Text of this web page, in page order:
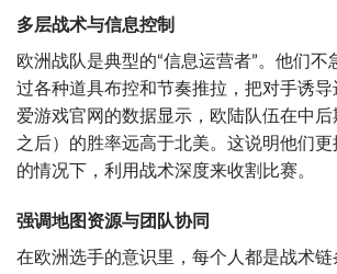
多层战术与信息控制
欧洲战队是典型的“信息运营者”。他们不
过各种道具布控和节奏推拉，把对手诱导
爱游戏官网的数据显示，欧陆队伍在中
之后）的胜率远高于北美。这说明他们
的情况下，利用战术深度来收割比赛。
强调地图资源与团队协同
在欧洲选手的意识里，每个人都是战术链